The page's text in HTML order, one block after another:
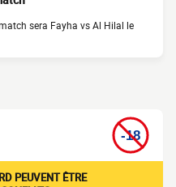
sera Fayha vs Al Hilal le
PEUVENT ÊTRE